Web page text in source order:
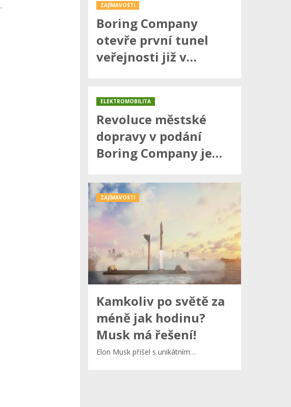
Boring Company
otevře první tunel
veřejnosti již v…
ZAJÍMAVOSTI
Revoluce městské
dopravy v podání
Boring Company je…
ELEKTROMOBILITA
Kamkoliv po světě za
méně jak hodinu?
Musk má řešení!
Elon Musk přišel s unikátním…
ZAJÍMAVOSTI